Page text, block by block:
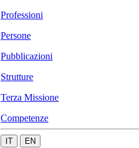
Professioni
Persone
Pubblicazioni
Strutture
Terza Missione
Competenze
IT EN